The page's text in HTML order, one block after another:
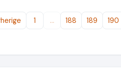
1 … 188 189 190